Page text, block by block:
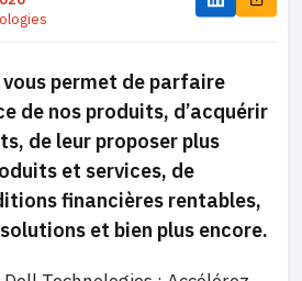
permet de parfaire
de nos produits, d’acquérir
de leur proposer plus
et services, de
financières rentables,
et bien plus encore.